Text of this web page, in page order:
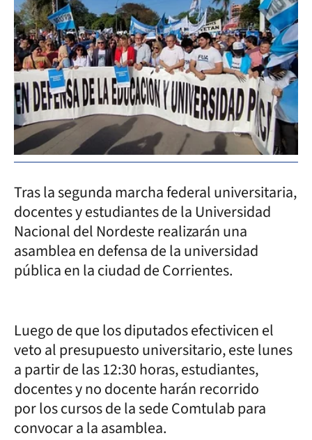
Tras la segunda marcha federal universitaria,
docentes y estudiantes de la Universidad
Nacional del Nordeste realizarán una
asamblea en defensa de la universidad
pública en la ciudad de Corrientes.
Luego de que los diputados efectivicen el
veto al presupuesto universitario, este lunes
a partir de las 12:30 horas, estudiantes,
docentes y no docente harán recorrido
por los cursos de la sede Comtulab para
convocar a la asamblea.